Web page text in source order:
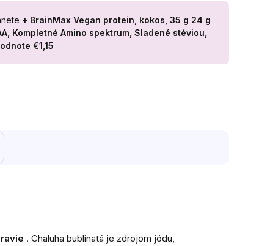
+ BrainMax Vegan protein, kokos, 35 g 24 g
Kompletné Amino spektrum, Sladené stéviou,
€1,15
. Chaluha bublinatá je zdrojom jódu,